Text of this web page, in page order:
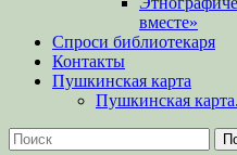
вместе»
Спроси библиотекаря
Контакты
Пушкинская карта
Пушкинская
Поиск
Найти: